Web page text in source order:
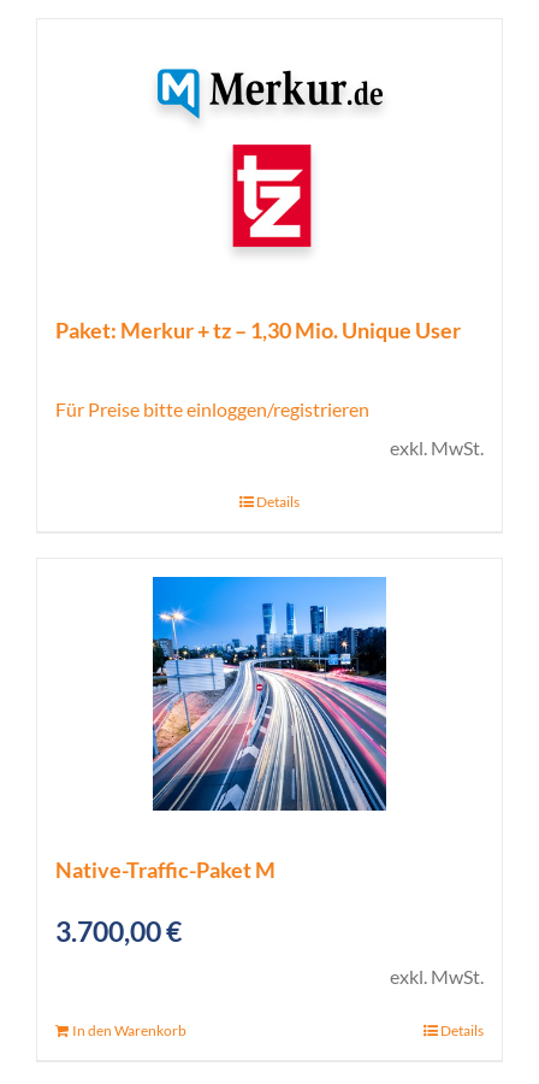
Paket: Merkur + tz – 1,30 Mio. Unique User
Für Preise bitte einloggen/registrieren
exkl. MwSt.
Details
Native-Traffic-Paket M
3.700,00€
exkl. MwSt.
In den Warenkorb Details